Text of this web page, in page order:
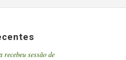
sessão de